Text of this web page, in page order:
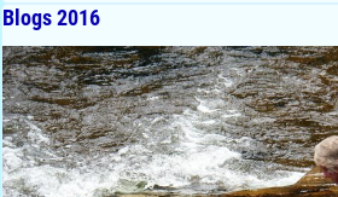
Blogs 2016